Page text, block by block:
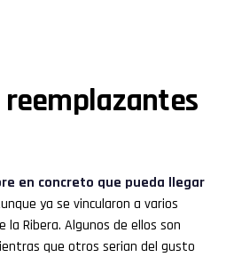
reemplazantes
en concreto que pueda llegar
ya se vincularon a varios
la Ribera. Algunos de ellos son
que otros serian del gusto